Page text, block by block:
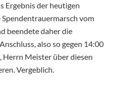
Ergebnis der heutigen
vom
beendete daher die
also so gegen 14:00
Meister über diesen
Vergeblich.